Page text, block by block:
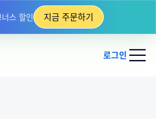
스 할인
매 할인
지금 주문하기
로그인